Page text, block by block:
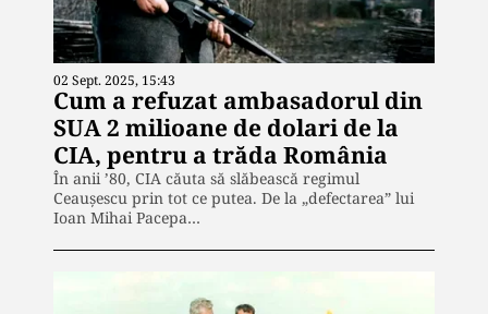
02 Sept. 2025, 15:43
Cum a refuzat ambasadorul din
SUA 2 milioane de dolari de la
CIA, pentru a trăda România
În anii ’80, CIA căuta să slăbească regimul
Ceaușescu prin tot ce putea. De la „defectarea” lui
Ioan Mihai Pacepa…